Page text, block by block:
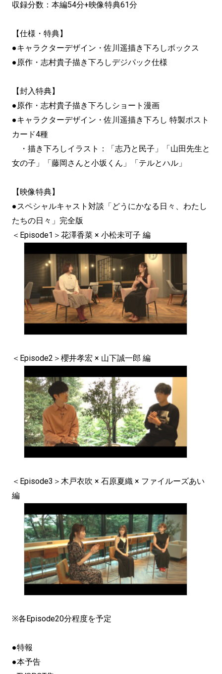
収録分数：本編54分+映像特典61分
【仕様・特典】
●キャラクターデザイン・佐川遥描き下ろしボックス
●原作・志村貴子描き下ろしデジパック仕様
【封入特典】
●原作・志村貴子描き下ろしショート漫画
●キャラクターデザイン・佐川遥描き下ろし 特製ポスト
カード4種
・描き下ろしイラスト：「志乃と民子」「山田先生と
女の子」「藤岡さんと小坂くん」「テルとハル」
【映像特典】
●スペシャルキャスト対談「どうにかなる日々、わたし
たちの日々」完全版
＜Episode1＞花澤香菜 × 小松未可子 編
＜Episode2＞櫻井孝宏 × 山下誠一郎 編
＜Episode3＞木戸衣吹 × 石原夏織 × ファイルーズあい
編
※各Episode20分程度を予定
●特報
●本予告